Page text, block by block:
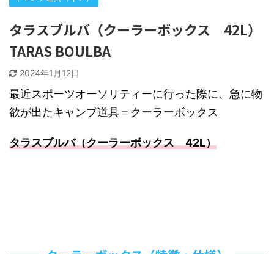
タラスブルバ（クーラーボックス 42L）
TARAS BOULBA
2024年1月12日
最近スポーツオーソリティーに行った際に、急に物
欲が出たキャンプ道具＝クーラーボックス
タラスブルバ（クーラーボックス 42L）